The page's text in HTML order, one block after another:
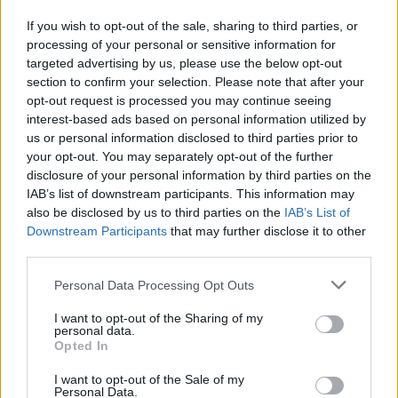
If you wish to opt-out of the sale, sharing to third parties, or
processing of your personal or sensitive information for
targeted advertising by us, please use the below opt-out
section to confirm your selection. Please note that after your
opt-out request is processed you may continue seeing
interest-based ads based on personal information utilized by
us or personal information disclosed to third parties prior to
your opt-out. You may separately opt-out of the further
disclosure of your personal information by third parties on the
IAB’s list of downstream participants. This information may
also be disclosed by us to third parties on the IAB’s List of
Downstream Participants that may further disclose it to other
Personal Data Processing Opt Outs
I want to opt-out of the Sharing of my
personal data.
Opted In
I want to opt-out of the Sale of my
Personal Data.
divergenze con Alex Sanderson. Un vero
peccato.
Il Galles ricomincia da tre:tre allenatori
cambiati in breve, dal già dimissionario
Warren Gatland, il suo vice ad interim
Matt Sherratt, infine l'ex della difesa
scozzese Steve Tandy. Rientra anche
Rees-Zammit, dall'esperienza americana, e
paradossalmente sembra quello più
galvanizzato nella squadra gallese (vedasi
il match con gli All Blacks). Per il resto tanti
problemi ancora per i Dragoni, che ad un
mese dal Sei Nazioni brancolano nel buio.
Hong Kong… Hong Kong al Mondiale…
vabbé:la rappresentativa asiatica, dopo il